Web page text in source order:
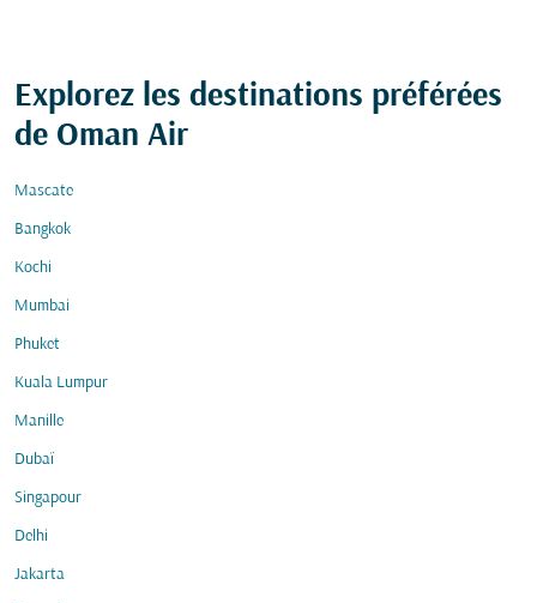
Explorez les destinations préférées
de Oman Air
Mascate
Bangkok
Kochi
Mumbai
Phuket
Kuala Lumpur
Manille
Dubaï
Singapour
Delhi
Jakarta